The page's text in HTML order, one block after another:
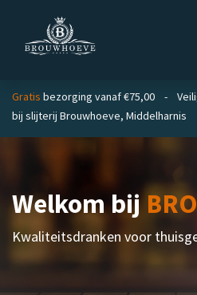
Gratis bezorging vanaf €75,00 -
bij slijterij Brouwhoeve, Middelharnis
Welkom bij
Kwaliteitsdranken voor